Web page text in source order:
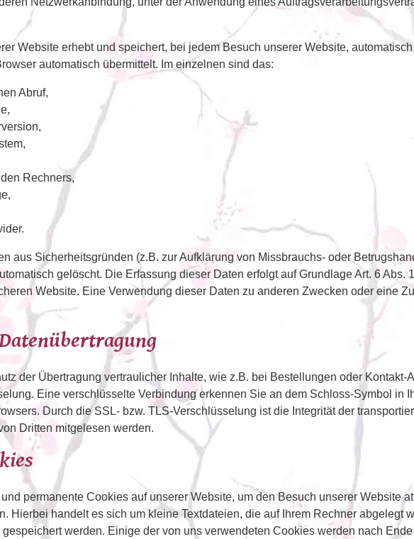
Website erhebt und speichert, bei jedem Besuch unserer Website,
automatisch übermittelt. Im einzelnen sind das:
Abruf,
Rechners,
aus Sicherheitsgründen (z.B. zur Aufklärung von Missbrauchs- oder
gelöscht. Die Erfassung dieser Daten erfolgt auf Grundlage Art. 6 Abs.
Website. Eine Verwendung dieser Daten zu anderen Zwecken oder eine
der Übertragung vertraulicher Inhalte, wie z.B. bei Bestellungen oder
Eine verschlüsselte Verbindung erkennen Sie an dem Schloss-Symbol in
Durch die SSL- bzw. TLS-Verschlüsselung ist die Integrität der
Dritten mitgelesen werden.
permanente Cookies auf unserer Website, um den Besuch unserer Website
Hierbei handelt es sich um kleine Textdateien, die auf Ihrem Rechner abgelegt
werden. Einige der von uns verwendeten Cookies werden nach